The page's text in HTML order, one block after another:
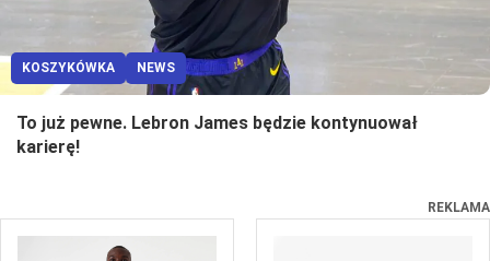
KOSZYKÓWKA NEWS
To już pewne. Lebron James będzie kontynuował
karierę!
REKLAMA